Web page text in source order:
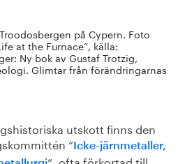
på Cypern. Foto
at the Furnace”, källa:
Ny bok av Gustaf Trotzig,
Glimtar från förändringarnas
utskott finns den
” Icke-järnmetaller,